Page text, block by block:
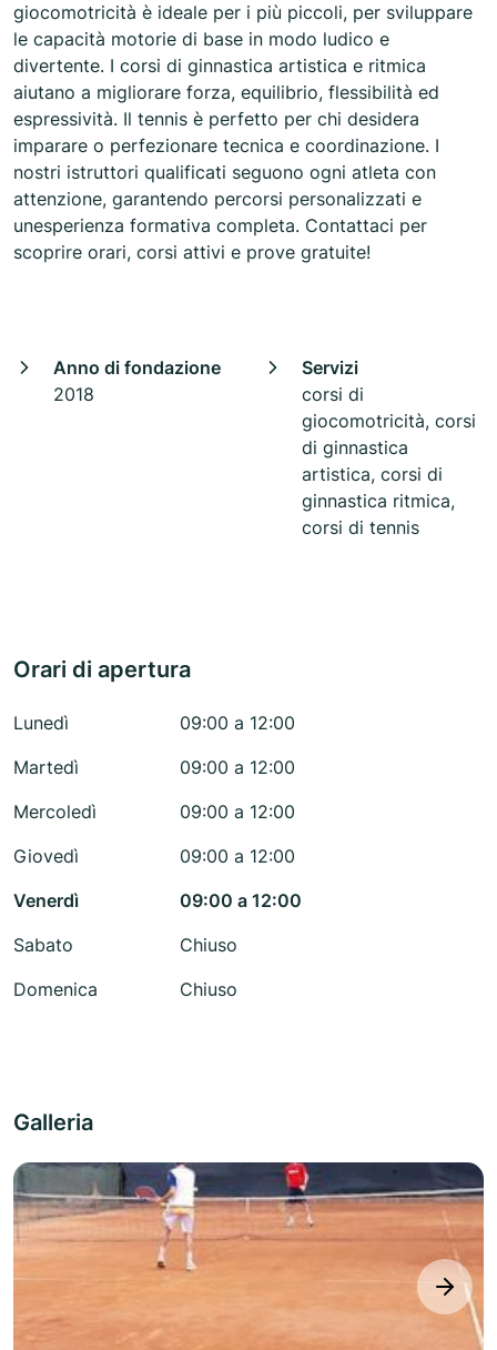
giocomotricità è ideale per i più piccoli, per sviluppare
le capacità motorie di base in modo ludico e
divertente. I corsi di ginnastica artistica e ritmica
aiutano a migliorare forza, equilibrio, flessibilità ed
espressività. Il tennis è perfetto per chi desidera
imparare o perfezionare tecnica e coordinazione. I
nostri istruttori qualificati seguono ogni atleta con
attenzione, garantendo percorsi personalizzati e
unesperienza formativa completa. Contattaci per
scoprire orari, corsi attivi e prove gratuite!
Anno di fondazione
2018
Servizi
corsi di
giocomotricità, corsi
di ginnastica
artistica, corsi di
ginnastica ritmica,
corsi di tennis
Orari di apertura
Lunedì
09:00 a 12:00
Martedì
09:00 a 12:00
Mercoledì
09:00 a 12:00
Giovedì
09:00 a 12:00
Venerdì
09:00 a 12:00
Sabato
Chiuso
Domenica
Chiuso
Galleria
next